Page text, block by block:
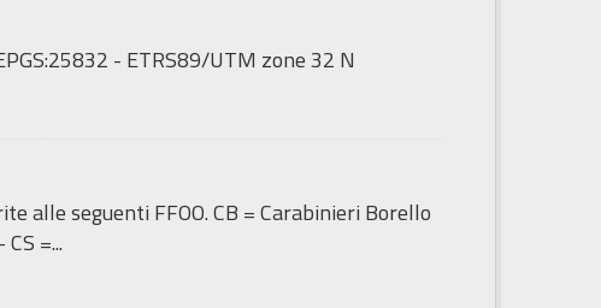
- ETRS89/UTM zone 32 N
alle seguenti FFOO. CB = Carabinieri Borello
=...